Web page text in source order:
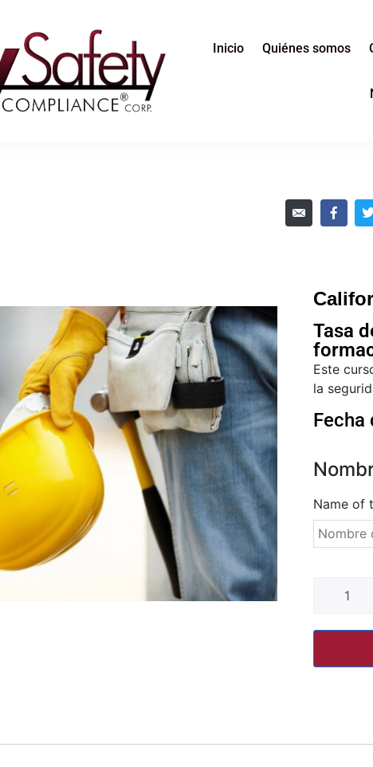
Inicio Quiénes somos
Tasa
Este
la
Fecha
Name of